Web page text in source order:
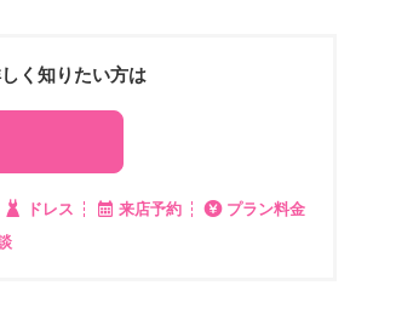
く知りたい方は
ドレス 来店予約
プラン料金